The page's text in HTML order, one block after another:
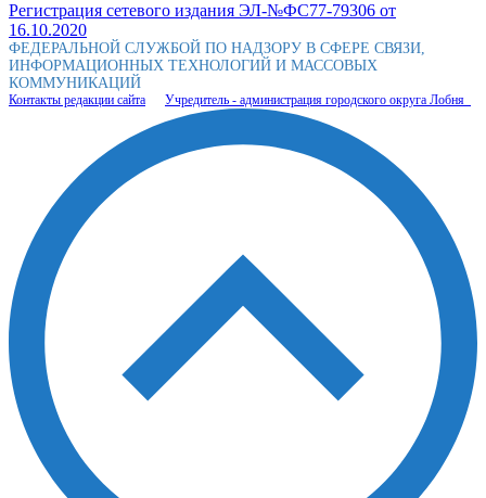
Регистрация сетевого издания ЭЛ-№ФС77-79306 от
16.10.2020
ФЕДЕРАЛЬНОЙ СЛУЖБОЙ ПО НАДЗОРУ В СФЕРЕ СВЯЗИ,
ИНФОРМАЦИОННЫХ ТЕХНОЛОГИЙ И МАССОВЫХ
КОММУНИКАЦИЙ
Контакты редакции сайта Учредитель - администрация городского округа Лобня